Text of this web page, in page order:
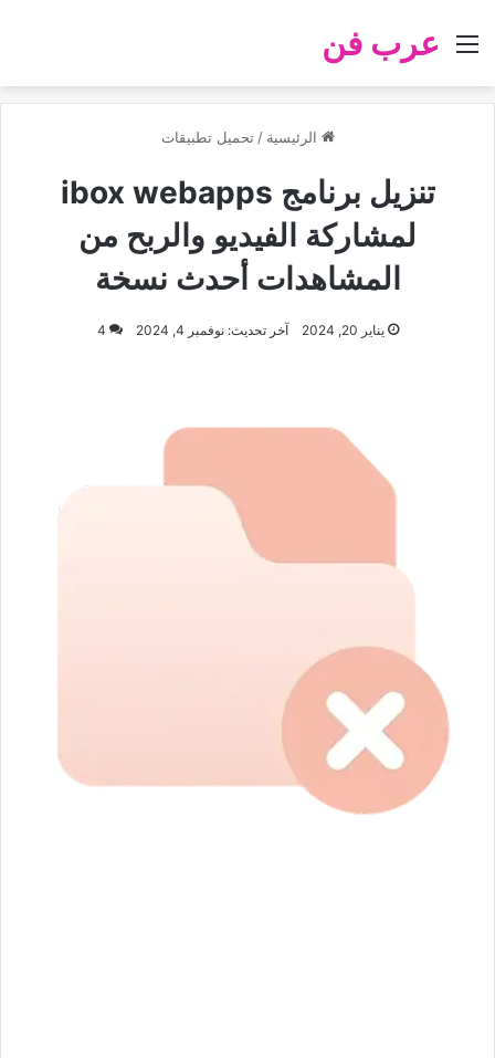
عرب فن
القائمة
الرئيسية / تحميل تطبيقات
تنزيل برنامج ibox webapps
لمشاركة الفيديو والربح من
المشاهدات أحدث نسخة
يناير 20, 2024 آخر تحديث: نوفمبر 4, 2024 4